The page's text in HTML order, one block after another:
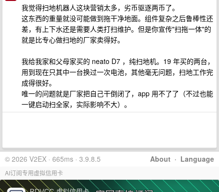
我觉得扫地机器人这块营销太多，劣币驱逐两币了。
这东西的重量就没可能做到拖干净地面。组件复杂之后鲁棒性还
差，有上下水还是需要人类打扫维护。但是你宣传"扫拖一体"的
就是比专心做扫地的厂家卖得好。
我给我家和父母家买的 neato D7 ，纯扫地机。19 年买的两台，
用到现在只其中一台换过一次电池，其他毫无问题，扫地工作完
成得很好。
唯一的问题就是厂家把自己干倒闭了，app 用不了了（不过也能
一键启动扫全家，实际影响不大）。
About · Language
© 2026 V2EX · 665ms · 3.9.8.5
AI订阅专用虚拟信用卡